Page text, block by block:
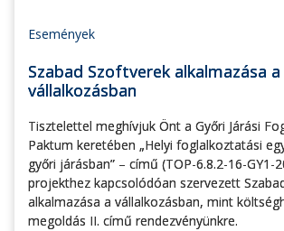
Események
Szabad Szoftverek alkalmazása a
vállalkozásban
Tisztelettel meghívjuk Önt a Győri Járási
Paktum keretében „Helyi foglalkoztatási
győri járásban” – című (TOP-6.8.2-16-GY1-
projekthez kapcsolódóan szervezett
alkalmazása a vállalkozásban, mint
megoldás II. című rendezvényünkre.